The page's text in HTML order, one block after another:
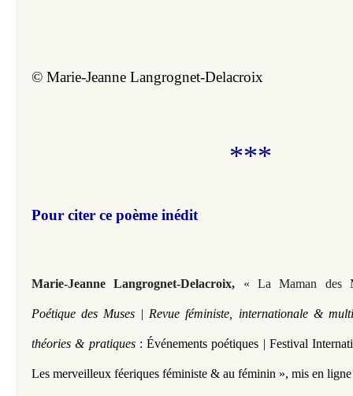
© Marie-Jeanne Langrognet-Delacroix
***
Pour citer ce poème inédit
Marie-Jeanne Langrognet-Delacroix, « La Maman des
Poétique des Muses | Revue féministe, internationale &
théories & pratiques : Événements poétiques | Festival
Les merveilleux féeriques féministe & au féminin », mis en